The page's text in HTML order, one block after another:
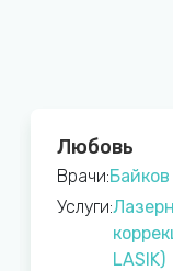
Любовь
Врачи:
Услуги:
LASIK)